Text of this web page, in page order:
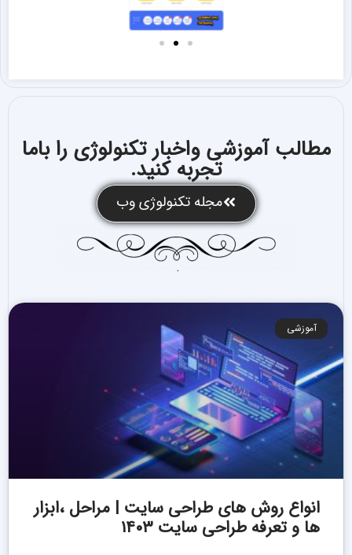
مطالب آموزشی واخبار تکنولوژی را باما
تجربه کنید.
مجله تکنولوژی وب
آموزشی
انواع روش های طراحی سایت | مراحل ،ابزار
ها و تعرفه طراحی سایت ۱۴۰۳